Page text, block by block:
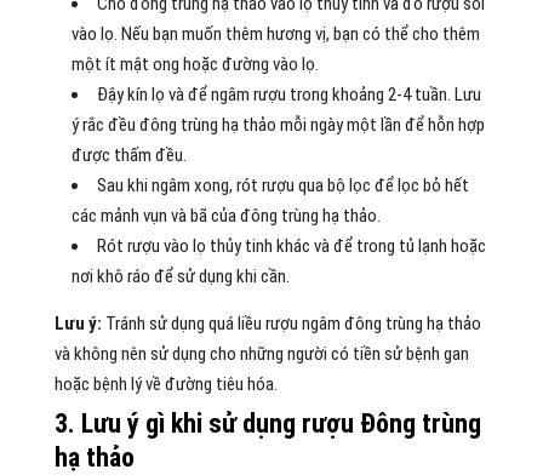
vào lọ. Nếu bạn muốn thêm hương vị, bạn có thể cho thêm
một ít mật ong hoặc đường vào lọ.
Đậy kín lọ và để ngâm rượu trong khoảng 2-4 tuần. Lưu
ý rắc đều đông trùng hạ thảo mỗi ngày một lần để hỗn hợp
được thấm đều.
Sau khi ngâm xong, rót rượu qua bộ lọc để lọc bỏ hết
các mảnh vụn và bã của đông trùng hạ thảo.
Rót rượu vào lọ thủy tinh khác và để trong tủ lạnh hoặc
nơi khô ráo để sử dụng khi cần.
Lưu ý: Tránh sử dụng quá liều rượu ngâm đông trùng hạ thảo
và không nên sử dụng cho những người có tiền sử bệnh gan
hoặc bệnh lý về đường tiêu hóa.
3. Lưu ý gì khi sử dụng rượu Đông trùng
hạ thảo